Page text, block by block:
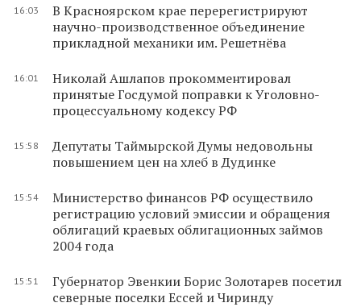
16:03
В Красноярском крае перерегистрируют
научно-производственное объединение
прикладной механики им. Решетнёва
16:01
Николай Ашлапов прокомментировал
принятые Госдумой поправки к Уголовно-
процессуальному кодексу РФ
15:58
Депутаты Таймырской Думы недовольны
повышением цен на хлеб в Дудинке
15:54
Министерство финансов РФ осуществило
регистрацию условий эмиссии и обращения
облигаций краевых облигационных займов
2004 года
15:51
Губернатор Эвенкии Борис Золотарев посетил
северные поселки Ессей и Чиринду